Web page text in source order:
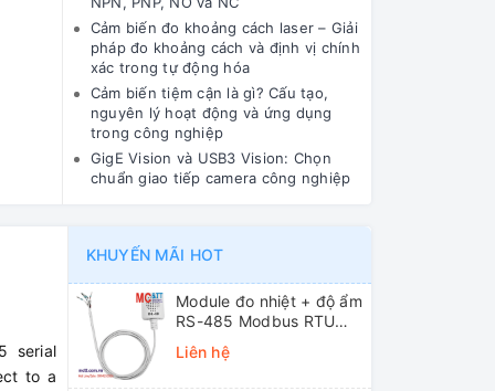
Cảm biến đo khoảng cách laser – Giải
pháp đo khoảng cách và định vị chính
xác trong tự động hóa
Cảm biến tiệm cận là gì? Cấu tạo,
nguyên lý hoạt động và ứng dụng
trong công nghiệp
GigE Vision và USB3 Vision: Chọn
chuẩn giao tiếp camera công nghiệp
serial
to a
KHUYẾN MÃI HOT
Module đo nhiệt + độ ẩm
RS-485 Modbus RTU
ICP DAS DL-10 CR
Liên hệ